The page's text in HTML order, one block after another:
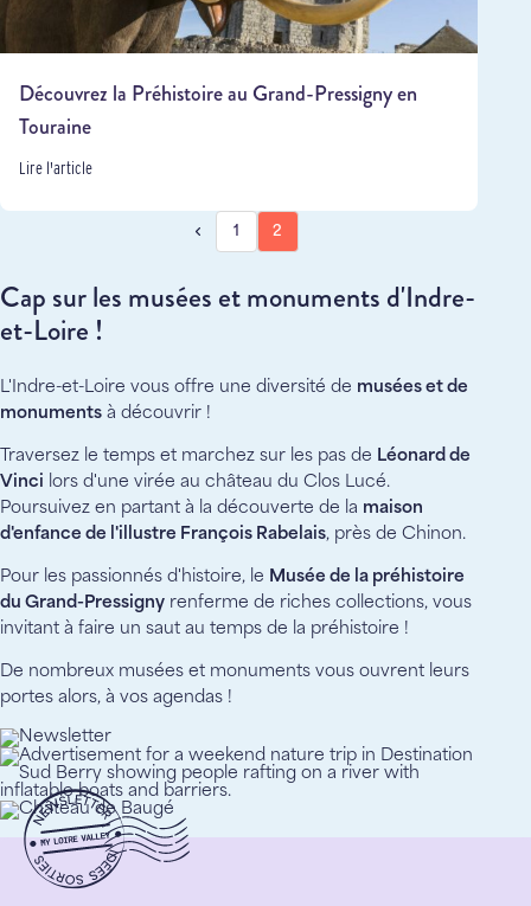
Découvrez la Préhistoire au Grand-Pressigny en
Touraine
Lire l'article
1 2
Cap sur les musées et monuments d'Indre-
et-Loire !
L'Indre-et-Loire vous offre une diversité de musées et de
monuments à découvrir !
Traversez le temps et marchez sur les pas de Léonard de
Vinci lors d'une virée au château du Clos Lucé.
Poursuivez en partant à la découverte de la maison
d'enfance de l'illustre François Rabelais, près de Chinon.
Pour les passionnés d'histoire, le Musée de la préhistoire
du Grand-Pressigny renferme de riches collections, vous
invitant à faire un saut au temps de la préhistoire !
De nombreux musées et monuments vous ouvrent leurs
portes alors, à vos agendas !